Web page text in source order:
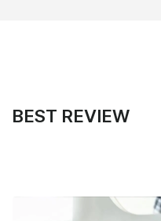
BEST REVIEW